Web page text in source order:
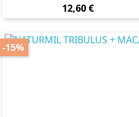
Preço
12,60 €
-15%